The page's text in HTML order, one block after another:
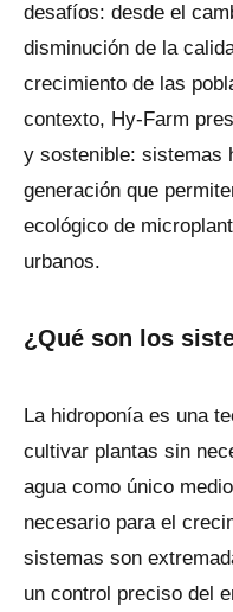
desafíos: desde el
disminución de la
crecimiento de las
contexto, Hy-Farm
y sostenible: sistemas
generación que
ecológico de
urbanos.
¿Qué son los
La hidroponía es una
cultivar plantas sin
agua como único
necesario para el
sistemas son
un control preciso del